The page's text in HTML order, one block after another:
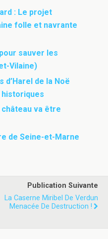
: Le projet
folle et navrante
sauver les
Vilaine)
d’Harel de la Noë
va être
de Seine-et-Marne
Publication Suivante
La Caserne Miribel De Verdun
Menacée De Destruction !